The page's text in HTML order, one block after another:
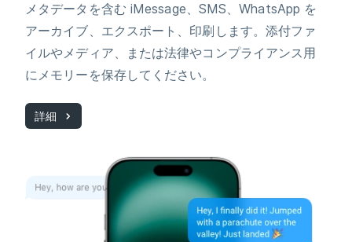
メタデータを含む iMessage、SMS、WhatsApp を
アーカイブ、エクスポート、印刷します。添付ファ
イルやメディア、または法律やコンプライアンス用
にメモリーを保存してください。
詳細